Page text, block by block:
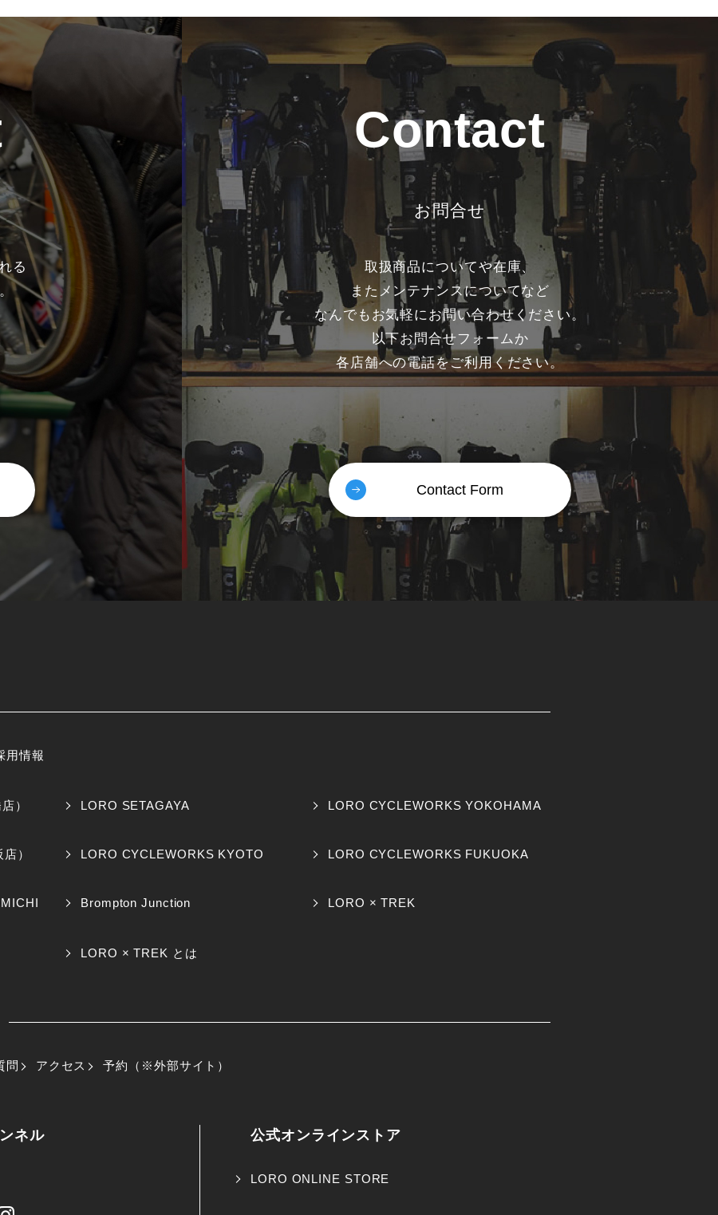
る
Contact
お問合せ
取扱商品についてや在庫、
またメンテナンスについてなど
なんでもお気軽にお問い合わせください。
以下お問合せフォームか
各店舗への電話をご利用ください。
Contact Form
用情報
） LORO SETAGAYA LORO CYCLEWORKS YOKOHAMA
） LORO CYCLEWORKS KYOTO LORO CYCLEWORKS FUKUOKA
Brompton Junction LORO × TREK
LORO × TREK とは
問 アクセス 予約（※外部サイト）
ネル 公式オンラインストア
LORO ONLINE STORE